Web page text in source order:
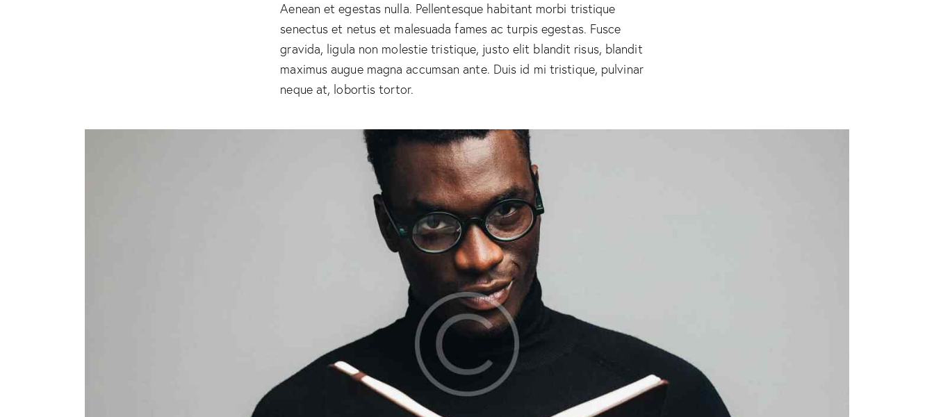
Aenean et egestas nulla. Pellentesque habitant morbi tristique
senectus et netus et malesuada fames ac turpis egestas. Fusce
gravida, ligula non molestie tristique, justo elit blandit risus, blandit
maximus augue magna accumsan ante. Duis id mi tristique, pulvinar
neque at, lobortis tortor.